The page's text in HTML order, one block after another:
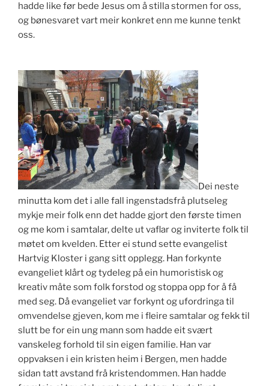
hadde like før bede Jesus om å stilla stormen for oss,
og bønesvaret vart meir konkret enn me kunne tenkt
oss.
Dei neste
minutta kom det i alle fall ingenstadsfrå plutseleg
mykje meir folk enn det hadde gjort den første timen
og me kom i samtalar, delte ut vaflar og inviterte folk til
møtet om kvelden. Etter ei stund sette evangelist
Hartvig Kloster i gang sitt opplegg. Han forkynte
evangeliet klårt og tydeleg på ein humoristisk og
kreativ måte som folk forstod og stoppa opp for å få
med seg. Då evangeliet var forkynt og ufordringa til
omvendelse gjeven, kom me i fleire samtalar og fekk til
slutt be for ein ung mann som hadde eit svært
vanskeleg forhold til sin eigen familie. Han var
oppvaksen i ein kristen heim i Bergen, men hadde
sidan tatt avstand frå kristendommen. Han hadde